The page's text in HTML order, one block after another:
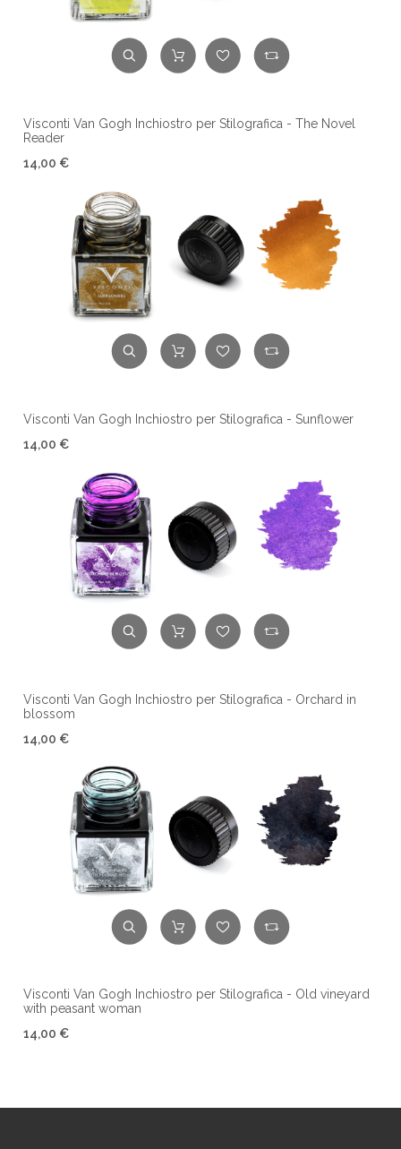
Visconti Van Gogh Inchiostro per Stilografica - The Novel
Reader
14,00 €
Visconti Van Gogh Inchiostro per Stilografica - Sunflower
14,00 €
Visconti Van Gogh Inchiostro per Stilografica - Orchard in
blossom
14,00 €
Visconti Van Gogh Inchiostro per Stilografica - Old vineyard
with peasant woman
14,00 €